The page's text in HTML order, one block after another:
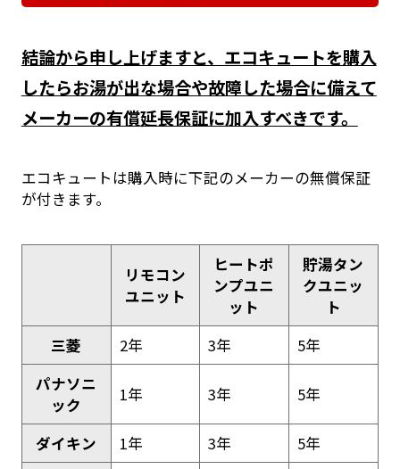
結論から申し上げますと、エコキュートを購入
したらお湯が出な場合や故障した場合に備えて
メーカーの有償延長保証に加入すべきです。
エコキュートは購入時に下記のメーカーの無償保証
が付きます。
リモコン
ユニット
ヒートポ
ンプユニ
ット
貯湯タン
クユニッ
ト
三菱
2年 3年
5年
パナソニ
ック
1年 3年 5年
ダイキン 1年 3年
5年